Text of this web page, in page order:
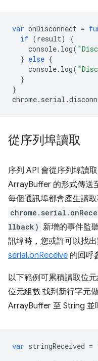
var onDisconnect =
if (result)
{
console. log(
} else {
console. log(
}
}
chrome. serial .
從序列埠讀取
序列 API 會從序列埠讀
ArrayBuffer 的形式傳送
每個通訊埠都會產生讀
llback) 新增的事件監
訊埠時，您或許可以找
serial.onReceive 的回呼
以下範例可累積讀取位
位元組數 找到新行字元
ArrayBuffer 至 String 並
var stringReceived =